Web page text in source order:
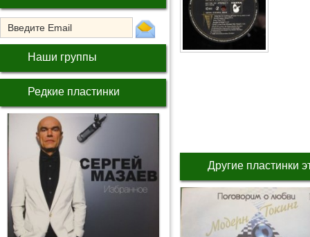
Наши группы
Редкие пластинки
Другие пластинки